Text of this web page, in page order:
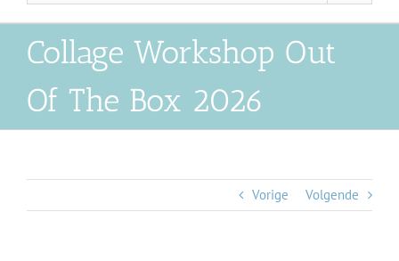
Collage Workshop Out
Of The Box 2026
Vorige Volgende